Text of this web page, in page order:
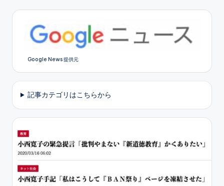
Google News 提供元
記事カテゴリはこちらから